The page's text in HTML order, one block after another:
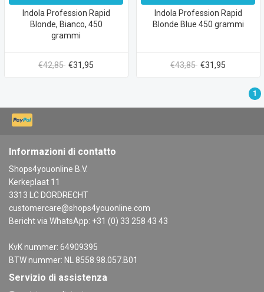
Indola Profession Rapid
Blonde, Bianco, 450
grammi
€42,85 €31,95
Indola Profession Rapid
Blonde Blue 450 grammi
€43,85 €31,95
1
Informazioni di contatto
Shops4youonline B.V.
Kerkeplaat 11
3313 LC DORDRECHT
customercare@shops4youonline.com
Bericht via WhatsApp: +31 (0) 33 258 43 43
KvK nummer: 64909395
BTW nummer: NL 8558.98.057.B01
Servizio di assistenza